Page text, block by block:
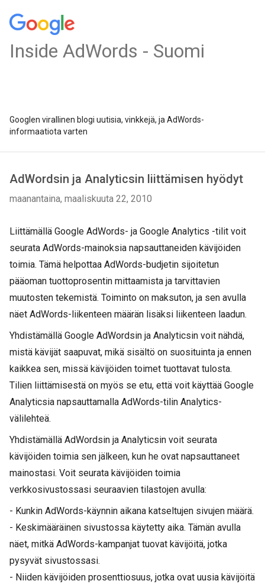
Inside AdWords - Suomi
Googlen virallinen blogi uutisia, vinkkejä, ja AdWords-
informaatiota varten
AdWordsin ja Analyticsin liittämisen hyödyt
maanantaina, maaliskuuta 22, 2010
Liittämällä Google AdWords- ja Google Analytics -tilit voit
seurata AdWords-mainoksia napsauttaneiden kävijöiden
toimia. Tämä helpottaa AdWords-budjetin sijoitetun
pääoman tuottoprosentin mittaamista ja tarvittavien
muutosten tekemistä. Toiminto on maksuton, ja sen avulla
näet AdWords-liikenteen määrän lisäksi liikenteen laadun.
Yhdistämällä Google AdWordsin ja Analyticsin voit nähdä,
mistä kävijät saapuvat, mikä sisältö on suosituinta ja ennen
kaikkea sen, missä kävijöiden toimet tuottavat tulosta.
Tilien liittämisestä on myös se etu, että voit käyttää Google
Analyticsia napsauttamalla AdWords-tilin Analytics-
välilehteä.
Yhdistämällä AdWordsin ja Analyticsin voit seurata
kävijöiden toimia sen jälkeen, kun he ovat napsauttaneet
mainostasi. Voit seurata kävijöiden toimia
verkkosivustossasi seuraavien tilastojen avulla:
- Kunkin AdWords-käynnin aikana katseltujen sivujen määrä.
- Keskimääräinen sivustossa käytetty aika. Tämän avulla
näet, mitkä AdWords-kampanjat tuovat kävijöitä, jotka
pysyvät sivustossasi.
- Niiden kävijöiden prosenttiosuus, jotka ovat uusia kävijöitä